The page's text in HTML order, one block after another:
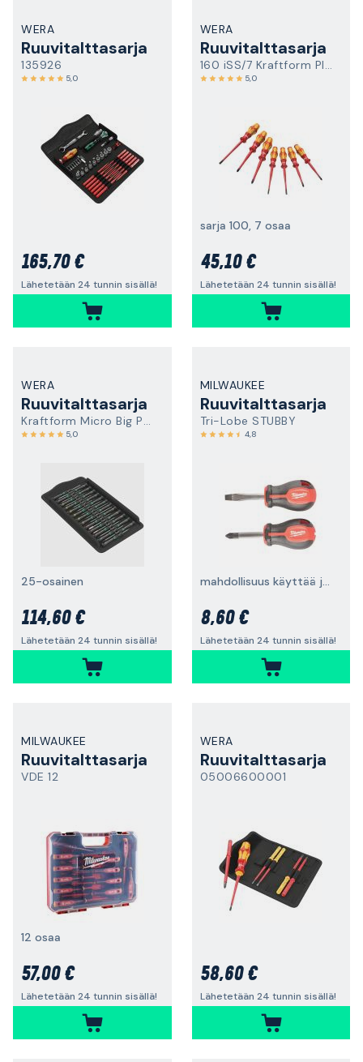
WERA
Ruuvitalttasarja
135926
5,0
165,70 €
Lähetetään 24 tunnin sisällä!
WERA
Ruuvitalttasarja
160 iSS/7 Kraftform Plus
5,0
sarja 100, 7 osaa
45,10 €
Lähetetään 24 tunnin sisällä!
WERA
Ruuvitalttasarja
Kraftform Micro Big Pack 1
5,0
25-osainen
114,60 €
Lähetetään 24 tunnin sisällä!
MILWAUKEE
Ruuvitalttasarja
Tri-Lobe STUBBY
4,8
mahdollisuus käyttää jakoavainta lisäkiristykseen
8,60 €
Lähetetään 24 tunnin sisällä!
MILWAUKEE
Ruuvitalttasarja
VDE 12
12 osaa
57,00 €
Lähetetään 24 tunnin sisällä!
WERA
Ruuvitalttasarja
05006600001
58,60 €
Lähetetään 24 tunnin sisällä!